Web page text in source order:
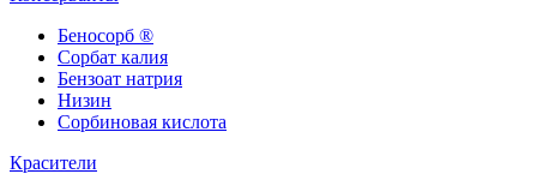
Беносорб ®
Сорбат калия
Бензоат натрия
Низин
Сорбиновая кислота
Красители